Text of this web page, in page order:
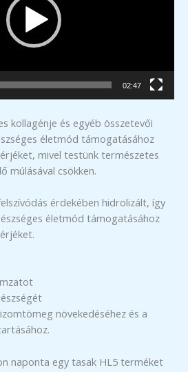
02:47
kollagénje és egyéb összetevői
életmód támogatásához
mivel testünk természetes
múlásával csökken.
érdekében hidrolizált, így
életmód támogatásához
növekedéséhez és a
naponta egy tasak HL5 terméket